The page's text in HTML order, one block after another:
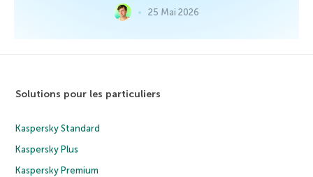
25 Mai 2026
Solutions pour les particuliers
Kaspersky Standard
Kaspersky Plus
Kaspersky Premium